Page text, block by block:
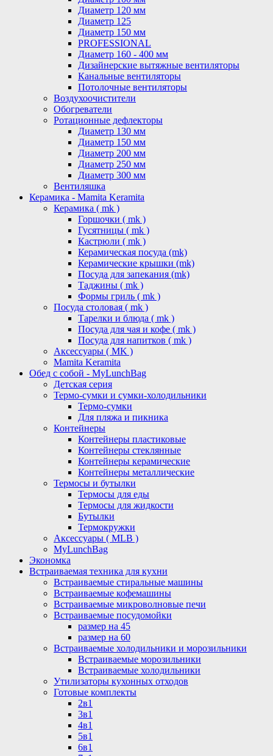
Диаметр 120 мм
Диаметр 125
Диаметр 150 мм
PROFESSIONAL
Диаметр 160 - 400 мм
Дизайнерские вытяжные вентиляторы
Канальные вентиляторы
Потолочные вентиляторы
Воздухоочистители
Обогреватели
Ротационные дефлекторы
Диаметр 130 мм
Диаметр 150 мм
Диаметр 200 мм
Диаметр 250 мм
Диаметр 300 мм
Вентиляшка
Керамика - Mamita Keramita
Керамика ( mk )
Горшочки ( mk )
Гусятницы ( mk )
Кастрюли ( mk )
Керамическая посуда (mk)
Керамические крышки (mk)
Посуда для запекания (mk)
Таджины ( mk )
Формы гриль ( mk )
Посуда столовая ( mk )
Тарелки и блюда ( mk )
Посуда для чая и кофе ( mk )
Посуда для напитков ( mk )
Аксессуары ( MK )
Mamita Keramita
Обед с собой - MyLunchBag
Детская серия
Термо-сумки и сумки-холодильники
Термо-сумки
Для пляжа и пикника
Контейнеры
Контейнеры пластиковые
Контейнеры стеклянные
Контейнеры керамические
Контейнеры металлические
Термосы и бутылки
Термосы для еды
Термосы для жидкости
Бутылки
Термокружки
Аксессуары ( MLB )
MyLunchBag
Экономка
Встраиваемая техника для кухни
Встраиваемые стиральные машины
Встраиваемые кофемашины
Встраиваемые микроволновые печи
Встраиваемые посудомойки
размер на 45
размер на 60
Встраиваемые холодильники и морозильники
Встраиваемые морозильники
Встраиваемые холодильники
Утилизаторы кухонных отходов
Готовые комплекты
2в1
3в1
4в1
5в1
6в1